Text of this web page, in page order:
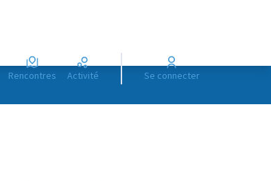
Rencontres Activité Se connecter